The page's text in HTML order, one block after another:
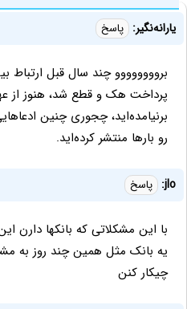
یارانه‌نگیر: پاسخ
بروووووووو چند سال قبل ارتباط
پرداخت هک و قطع شد، هنوز از
برنیامده‌اید، چجوری چنین
رو بارها منتشر کرده‌اید.
jlo: پاسخ
با این مشکلاتی که بانکها
یه بانک مثل همین چند روز به
چیکار کنن